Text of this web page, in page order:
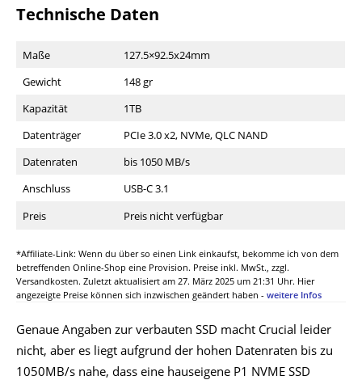
Technische Daten
Maße
127.5×92.5x24mm
Gewicht
148 gr
Kapazität
1TB
Datenträger
PCIe 3.0 x2, NVMe, QLC NAND
Datenraten
bis 1050 MB/s
Anschluss
USB-C 3.1
Preis
Preis nicht verfügbar
*Affiliate-Link: Wenn du über so einen Link einkaufst, bekomme ich von dem
betreffenden Online-Shop eine Provision. Preise inkl. MwSt., zzgl.
Versandkosten. Zuletzt aktualisiert am 27. März 2025 um 21:31 Uhr. Hier
angezeigte Preise können sich inzwischen geändert haben - weitere Infos
Genaue Angaben zur verbauten SSD macht Crucial leider
nicht, aber es liegt aufgrund der hohen Datenraten bis zu
1050MB/s nahe, dass eine hauseigene P1 NVME SSD